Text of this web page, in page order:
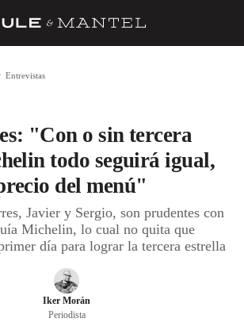
Entrevistas
"Con o sin tercera
todo seguirá igual,
del menú"
Javier y Sergio, son prudentes con
Michelin, lo cual no quita que
día para lograr la tercera estrella
Iker Morán
Periodista